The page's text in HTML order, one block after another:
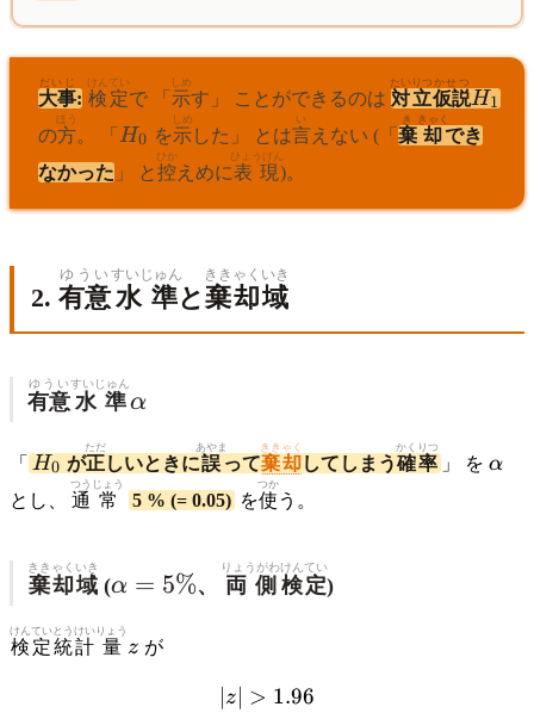
大事
だいじ
: 検定
けんてい
で 「 示
しめ
す」 ことができるのは 対立
たいりつ
仮説
かせつ H_1
H1
の方
ほう
。 「 H_0
H0 を示
しめ
した」 とは言
い
えない (「 棄
き
却
きゃく
でき
なかった 」 と控
ひか
えめに表現
ひょうげん
)。
2. 有意
ゆうい
水準
すいじゅん
と棄却
ききゃく
域
いき
有意
ゆうい
水準
すいじゅん \alpha
α
「 H_0
H0 が正
ただ
しいときに誤
あやま
って棄却
ききゃく
してしまう確率
かくりつ
」 を α
とし、 通
つう
常
じょう
5 % (= 0.05) を使
つか
う。
棄却
ききゃく
域
いき
(\alpha
\%
α = 5%、 両側
りょうがわ
検定
けんてい
)
検定
けんてい
統計
とうけい
量
りょう z
z が
|z| > 1.96
∣z∣ > 1.96